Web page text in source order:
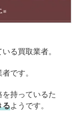
る買取業者。
です。
を持っているた
るようです。